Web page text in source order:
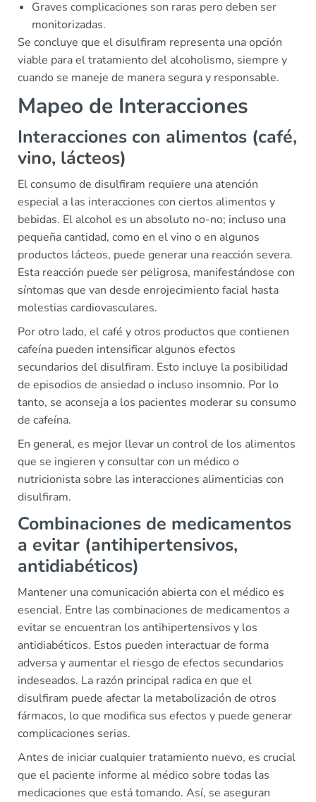
Graves complicaciones son raras pero deben ser
monitorizadas.
Se concluye que el disulfiram representa una opción
viable para el tratamiento del alcoholismo, siempre y
cuando se maneje de manera segura y responsable.
Mapeo de Interacciones
Interacciones con alimentos (café,
vino, lácteos)
El consumo de disulfiram requiere una atención
especial a las interacciones con ciertos alimentos y
bebidas. El alcohol es un absoluto no-no; incluso una
pequeña cantidad, como en el vino o en algunos
productos lácteos, puede generar una reacción severa.
Esta reacción puede ser peligrosa, manifestándose con
síntomas que van desde enrojecimiento facial hasta
molestias cardiovasculares.
Por otro lado, el café y otros productos que contienen
cafeína pueden intensificar algunos efectos
secundarios del disulfiram. Esto incluye la posibilidad
de episodios de ansiedad o incluso insomnio. Por lo
tanto, se aconseja a los pacientes moderar su consumo
de cafeína.
En general, es mejor llevar un control de los alimentos
que se ingieren y consultar con un médico o
nutricionista sobre las interacciones alimenticias con
disulfiram.
Combinaciones de medicamentos
a evitar (antihipertensivos,
antidiabéticos)
Mantener una comunicación abierta con el médico es
esencial. Entre las combinaciones de medicamentos a
evitar se encuentran los antihipertensivos y los
antidiabéticos. Estos pueden interactuar de forma
adversa y aumentar el riesgo de efectos secundarios
indeseados. La razón principal radica en que el
disulfiram puede afectar la metabolización de otros
fármacos, lo que modifica sus efectos y puede generar
complicaciones serias.
Antes de iniciar cualquier tratamiento nuevo, es crucial
que el paciente informe al médico sobre todas las
medicaciones que está tomando. Así, se aseguran